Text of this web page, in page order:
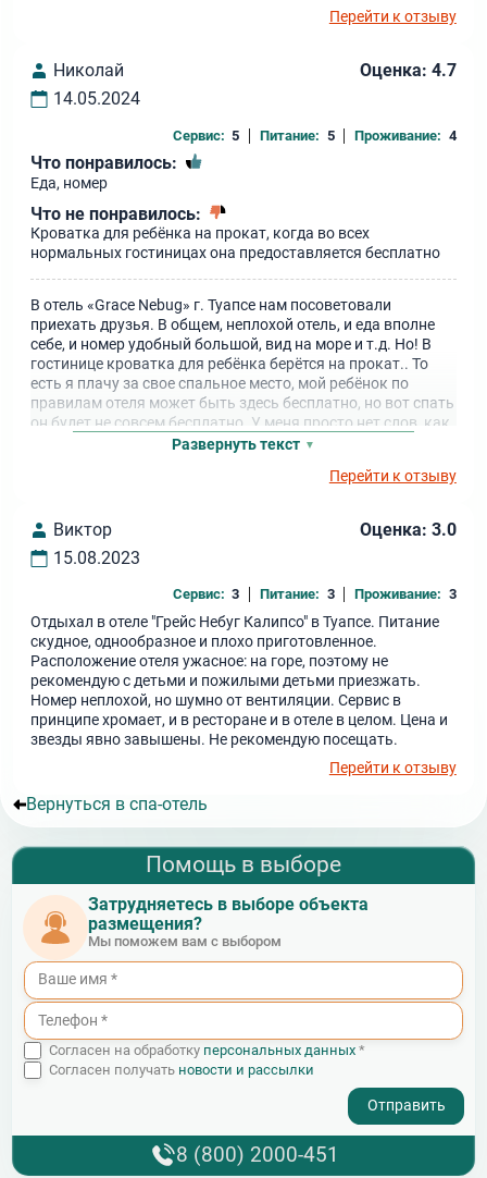
Перейти к отзыву
Николай
14.05.2024
Оценка: 4.7
Сервис: 5 Питание: 5 Проживание: 4
Что понравилось:
Еда, номер
Что не понравилось:
Кроватка для ребёнка на прокат, когда во всех
нормальных гостиницах она предоставляется бесплатно
В отель «Grace Nebug» г. Туапсе нам посоветовали
приехать друзья. В общем, неплохой отель, и еда вполне
себе, и номер удобный большой, вид на море и т.д. Но! В
гостинице кроватка для ребёнка берётся на прокат.. То
есть я плачу за свое спальное место, мой ребёнок по
правилам отеля может быть здесь бесплатно, но вот спать
он будет не совсем бесплатно. У меня просто нет слов, как
это назвать! Ну то, что мы больше сюда не приедем
подойдёт, но, я думаю, родителей малышей, которым
Развернуть текст
Перейти к отзыву
Виктор
15.08.2023
Оценка: 3.0
Сервис: 3 Питание: 3 Проживание: 3
Отдыхал в отеле "Грейс Небуг Калипсо" в Туапсе. Питание
скудное, однообразное и плохо приготовленное.
Расположение отеля ужасное: на горе, поэтому не
рекомендую с детьми и пожилыми детьми приезжать.
Номер неплохой, но шумно от вентиляции. Сервис в
принципе хромает, и в ресторане и в отеле в целом. Цена и
звезды явно завышены. Не рекомендую посещать.
Перейти к отзыву
Вернуться в спа-отель
Помощь в выборе
Затрудняетесь в выборе объекта
размещения?
Мы поможем вам с выбором
Согласен на обработку персональных данных *
Согласен получать новости и рассылки
8 (800) 2000-451